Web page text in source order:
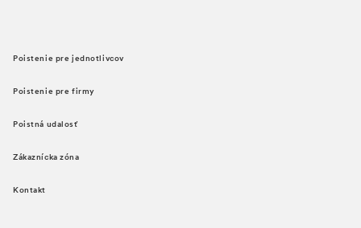
Poistenie pre jednotlivcov
Poistenie pre firmy
Poistná udalosť
Zákaznícka zóna
Kontakt